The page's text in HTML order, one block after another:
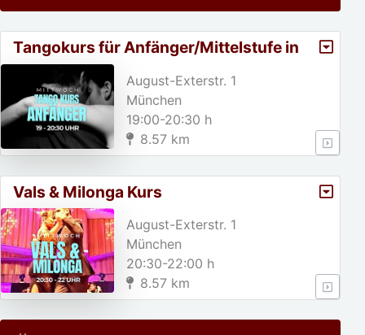
Tangokurs für Anfänger/Mittelstufe in
München
August-Exterstr. 1
München
19:00-20:30 h
8.57 km
Vals & Milonga Kurs
August-Exterstr. 1
München
20:30-22:00 h
8.57 km